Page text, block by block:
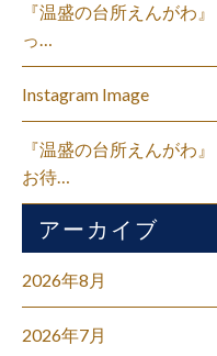
『温盛の台所えんがわ
っ…
Instagram Image
『温盛の台所えんがわ
お待…
アーカイブ
2026年8月
2026年7月